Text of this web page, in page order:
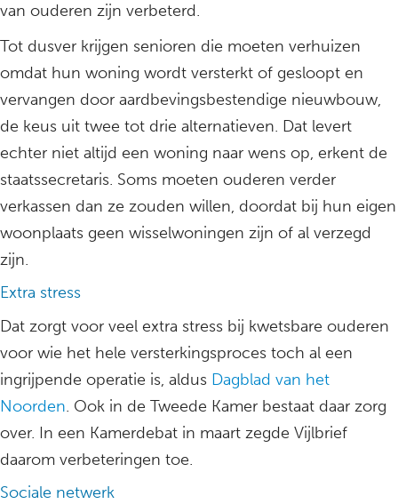
van ouderen zijn verbeterd.
Tot dusver krijgen senioren die moeten verhuizen
omdat hun woning wordt versterkt of gesloopt en
vervangen door aardbevingsbestendige nieuwbouw,
de keus uit twee tot drie alternatieven. Dat levert
echter niet altijd een woning naar wens op, erkent de
staatssecretaris. Soms moeten ouderen verder
verkassen dan ze zouden willen, doordat bij hun eigen
woonplaats geen wisselwoningen zijn of al verzegd
zijn.
Extra stress
Dat zorgt voor veel extra stress bij kwetsbare ouderen
voor wie het hele versterkingsproces toch al een
ingrijpende operatie is, aldus Dagblad van het
Noorden. Ook in de Tweede Kamer bestaat daar zorg
over. In een Kamerdebat in maart zegde Vijlbrief
daarom verbeteringen toe.
Sociale netwerk